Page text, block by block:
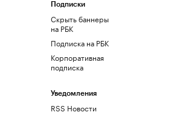
Подписки
Скрыть баннеры
на РБК
Подписка на РБК
Корпоративная
подписка
Уведомления
RSS Новости